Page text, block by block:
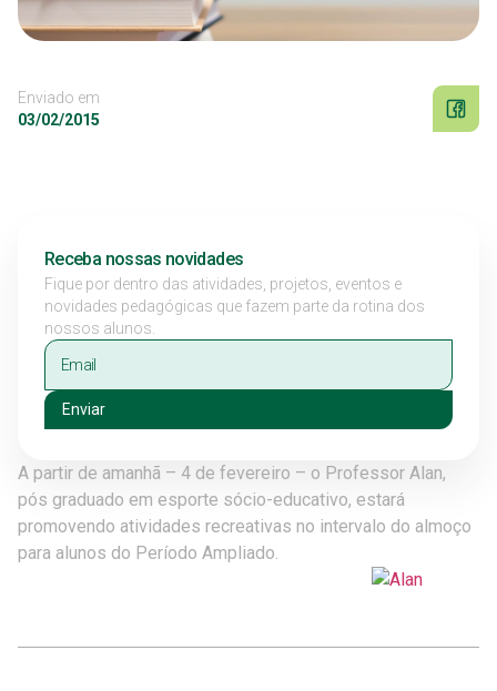
Enviado em
03/02/2015
Receba nossas novidades
Fique por dentro das atividades, projetos, eventos e
novidades pedagógicas que fazem parte da rotina dos
nossos alunos.
Enviar
A partir de amanhã – 4 de fevereiro – o Professor Alan,
pós graduado em esporte sócio-educativo, estará
promovendo atividades recreativas no intervalo do almoço
para alunos do Período Ampliado.